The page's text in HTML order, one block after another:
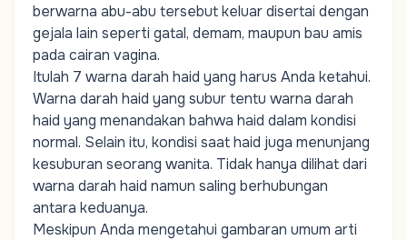
berwarna abu-abu tersebut keluar disertai dengan
gejala lain seperti gatal, demam, maupun bau amis
pada cairan vagina.
Itulah 7 warna darah haid yang harus Anda ketahui.
Warna darah haid yang subur tentu warna darah
haid yang menandakan bahwa haid dalam kondisi
normal. Selain itu, kondisi saat haid juga menunjang
kesuburan seorang wanita. Tidak hanya dilihat dari
warna darah haid namun saling berhubungan
antara keduanya.
Meskipun Anda mengetahui gambaran umum arti